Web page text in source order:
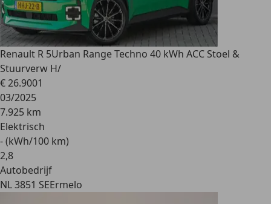
Renault R 5Urban Range Techno 40 kWh ACC Stoel &
Stuurverw H/
€ 26.9001
03/2025
7.925 km
Elektrisch
- (kWh/100 km)
2,8
Autobedrijf
NL 3851 SEErmelo